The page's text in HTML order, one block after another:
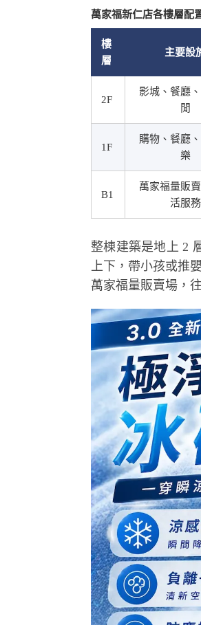
萬家福新仁店各樓層配
樓
層
主要設
2F
影城、餐廳
閒
1F
購物、餐廳
樂
B1
萬家福量販
活服務
整棟建築是地上 2
上下，帶小孩或推
萬家福量販賣場，